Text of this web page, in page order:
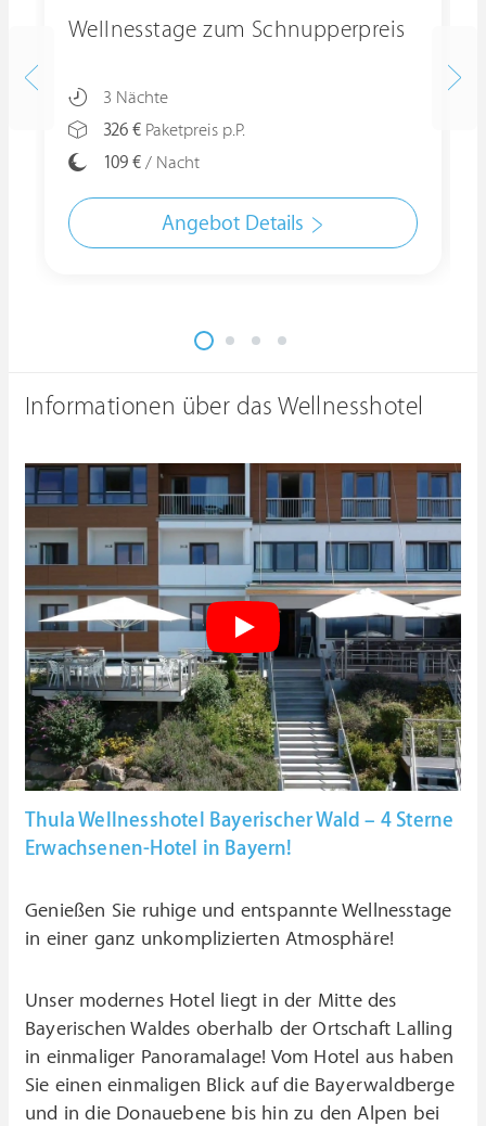
Wellnesstage zum Schnupperpreis
3 Nächte
326 € Paketpreis p.P.
109 € / Nacht
Angebot Details
Informationen über das Wellnesshotel
Thula Wellnesshotel Bayerischer Wald – 4 Sterne
Erwachsenen-Hotel in Bayern!
Genießen Sie ruhige und entspannte Wellnesstage
in einer ganz unkomplizierten Atmosphäre!
Unser modernes Hotel liegt in der Mitte des
Bayerischen Waldes oberhalb der Ortschaft Lalling
in einmaliger Panoramalage! Vom Hotel aus haben
Sie einen einmaligen Blick auf die Bayerwaldberge
und in die Donauebene bis hin zu den Alpen bei